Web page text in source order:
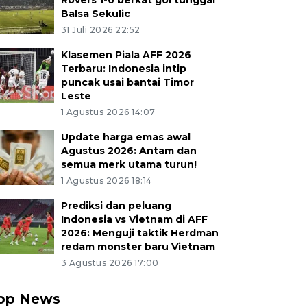
Balsa Sekulic
31 Juli 2026 22:52
Klasemen Piala AFF 2026
Terbaru: Indonesia intip
puncak usai bantai Timor
Leste
1 Agustus 2026 14:07
Update harga emas awal
Agustus 2026: Antam dan
semua merk utama turun!
1 Agustus 2026 18:14
Prediksi dan peluang
Indonesia vs Vietnam di AFF
2026: Menguji taktik Herdman
redam monster baru Vietnam
3 Agustus 2026 17:00
News